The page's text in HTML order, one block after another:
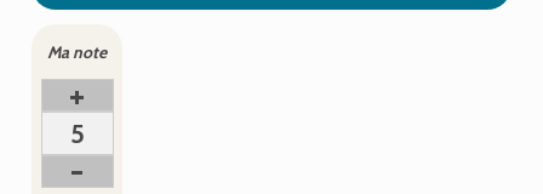
Ma note
+
5
-